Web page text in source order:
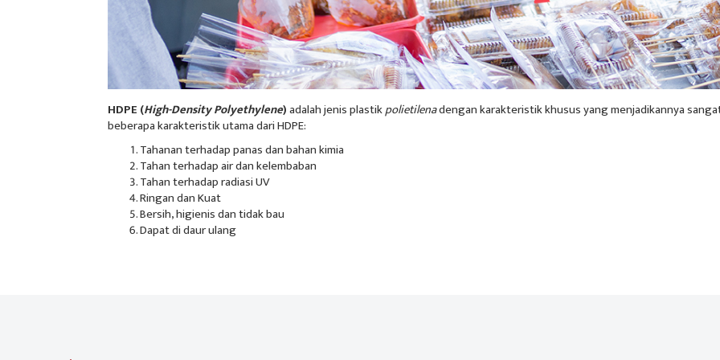
HDPE (High-Density Polyethylene)adalah jenis plastikpolietilenadengan karakteristik khusus yang menjadikannya
beberapa karakteristik utama dari HDPE:
Tahanan terhadap panas dan bahan kimia
Tahan terhadap air dan kelembaban
Tahan terhadap radiasi UV
Ringan dan Kuat
Bersih, higienis dan tidak bau
Dapat di daur ulang